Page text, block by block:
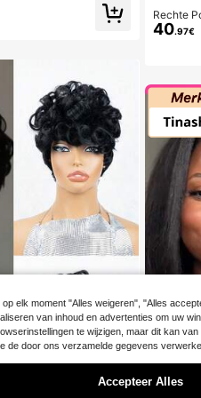
Rechte
enhaar
stische
40.97€
elk moment "Alles weigeren", "Alles
van inhoud en advertenties om uw
te wijzigen, maar dit kan
de door ons verzamelde gegevens
Accepteer Alles